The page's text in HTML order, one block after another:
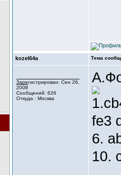
kozel64a Тема
Зарегистрирован: Сен 26,
2008
Сообщений: 626
Откуда : Москва
fe3
6.
10.